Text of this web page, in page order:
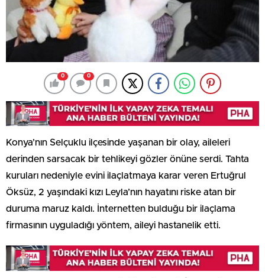
0 0
Konya’nın Selçuklu ilçesinde yaşanan bir olay, aileleri
derinden sarsacak bir tehlikeyi gözler önüne serdi. Tahta
kuruları nedeniyle evini ilaçlatmaya karar veren Ertuğrul
Öksüz, 2 yaşındaki kızı Leyla’nın hayatını riske atan bir
duruma maruz kaldı. İnternetten bulduğu bir ilaçlama
firmasının uyguladığı yöntem, aileyi hastanelik etti.